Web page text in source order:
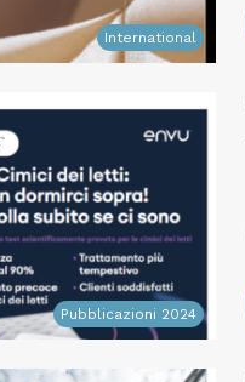
International
Pubblicazioni 2024